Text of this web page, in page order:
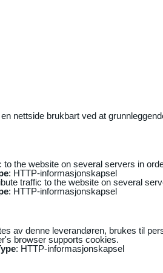
nettside brukbart ved at
to the website on several servers in
: HTTP-informasjonskapsel
traffic to the website on several
: HTTP-informasjonskapsel
av denne leverandøren, brukes til
browser supports cookies.
: HTTP-informasjonskapsel